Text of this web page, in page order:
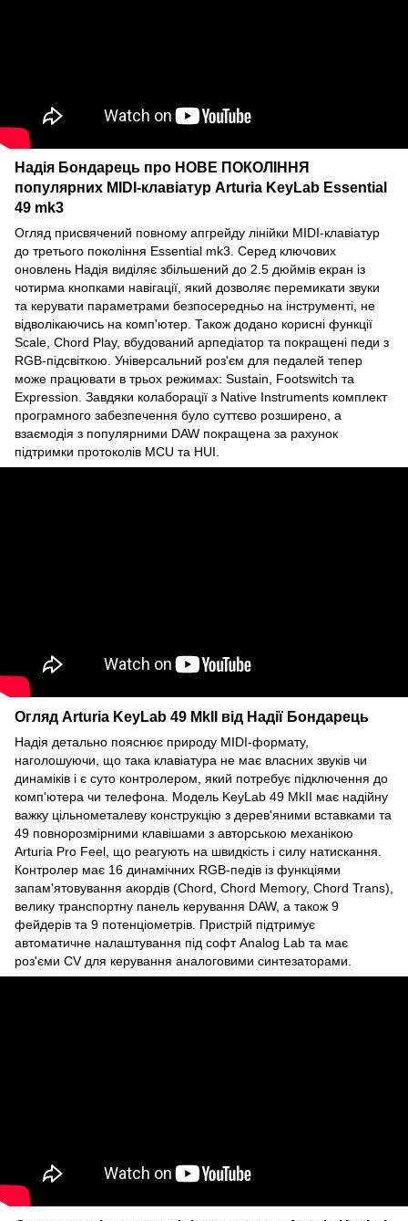
Надія Бондарець про НОВЕ ПОКОЛІННЯ
популярних MIDI-клавіатур Arturia KeyLab Essential
49 mk3
Огляд присвячений повному апгрейду лінійки MIDI-клавіатур
до третього покоління Essential mk3. Серед ключових
оновлень Надія виділяє збільшений до 2.5 дюймів екран із
чотирма кнопками навігації, який дозволяє перемикати звуки
та керувати параметрами безпосередньо на інструменті, не
відволікаючись на комп'ютер. Також додано корисні функції
Scale, Chord Play, вбудований арпедіатор та покращені педи з
RGB-підсвіткою. Універсальний роз'єм для педалей тепер
може працювати в трьох режимах: Sustain, Footswitch та
Expression. Завдяки колаборації з Native Instruments комплект
програмного забезпечення було суттєво розширено, а
взаємодія з популярними DAW покращена за рахунок
підтримки протоколів MCU та HUI.
Огляд Arturia KeyLab 49 MkII від Надії Бондарець
Надія детально пояснює природу MIDI-формату,
наголошуючи, що така клавіатура не має власних звуків чи
динаміків і є суто контролером, який потребує підключення до
комп'ютера чи телефона. Модель KeyLab 49 MkII має надійну
важку цільнометалеву конструкцію з дерев'яними вставками та
49 повнорозмірними клавішами з авторською механікою
Arturia Pro Feel, що реагують на швидкість і силу натискання.
Контролер має 16 динамічних RGB-педів із функціями
запам'ятовування акордів (Chord, Chord Memory, Chord Trans),
велику транспортну панель керування DAW, а також 9
фейдерів та 9 потенціометрів. Пристрій підтримує
автоматичне налаштування під софт Analog Lab та має
роз'єми CV для керування аналоговими синтезаторами.